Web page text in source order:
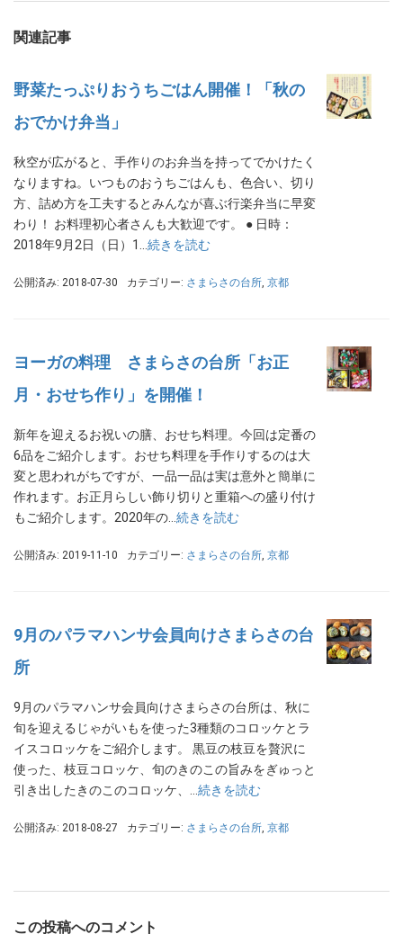
関連記事
野菜たっぷりおうちごはん開催！「秋の
おでかけ弁当」
秋空が広がると、手作りのお弁当を持ってでかけたく
なりますね。いつものおうちごはんも、色合い、切り
方、詰め方を工夫するとみんなが喜ぶ行楽弁当に早変
わり！ お料理初心者さんも大歓迎です。 ● 日時：
2018年9月2日（日）1…続きを読む
公開済み: 2018-07-30 カテゴリー: さまらさの台所, 京都
ヨーガの料理 さまらさの台所「お正
月・おせち作り」を開催！
新年を迎えるお祝いの膳、おせち料理。今回は定番の
6品をご紹介します。おせち料理を手作りするのは大
変と思われがちですが、一品一品は実は意外と簡単に
作れます。お正月らしい飾り切りと重箱への盛り付け
もご紹介します。2020年の…続きを読む
公開済み: 2019-11-10 カテゴリー: さまらさの台所, 京都
9月のパラマハンサ会員向けさまらさの台
所
9月のパラマハンサ会員向けさまらさの台所は、秋に
旬を迎えるじゃがいもを使った3種類のコロッケとラ
イスコロッケをご紹介します。 黒豆の枝豆を贅沢に
使った、枝豆コロッケ、旬のきのこの旨みをぎゅっと
引き出したきのこのコロッケ、…続きを読む
公開済み: 2018-08-27 カテゴリー: さまらさの台所, 京都
この投稿へのコメント